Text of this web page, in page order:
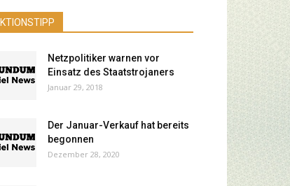
Netzpolitiker warnen vor
Einsatz des Staatstrojaners
Januar 29, 2018
Der Januar-Verkauf hat bereits
begonnen
Dezember 28, 2020